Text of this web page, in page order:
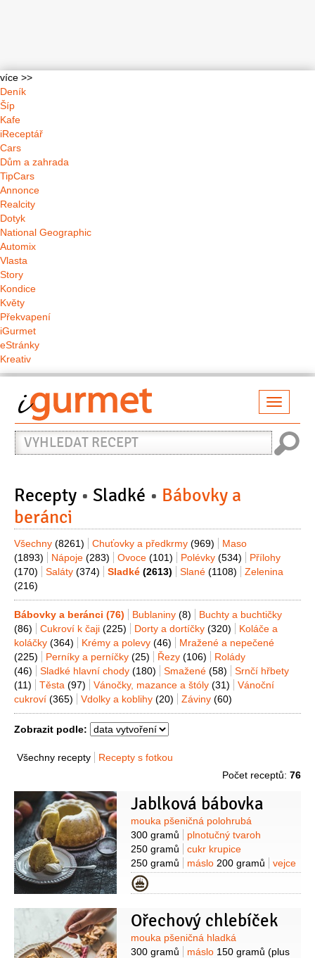
více >>
Deník
Šíp
Kafe
iReceptář
Cars
Dům a zahrada
TipCars
Annonce
Realcity
Dotyk
National Geographic
Automix
Vlasta
Story
Kondice
Květy
Překvapení
iGurmet
eStránky
Kreativ
Vyhledat
recept
Recepty Sladké
Bábovky a
beránci
Všechny (8261) Chuťovky a předkrmy (969)
Maso
(1893)
Nápoje (283) Ovoce (101) Polévky (534)
Přílohy
(170)
Saláty (374) Sladké (2613) Slané (1108)
Zelenina
(216)
Bábovky a beránci (76) Bublaniny (8)
Buchty a buchtičky
(86)
Cukroví k čaji (225) Dorty a dortíčky (320)
Koláče a
koláčky (364) Krémy a polevy (46)
Mražené a nepečené
(225)
Perníky a perníčky (25) Řezy (106)
Rolády
(46)
Sladké hlavní chody (180) Smažené (58)
Srnčí hřbety
(11)
Těsta (97) Vánočky, mazance a štóly (31)
Vánoční
cukroví (365) Vdolky a koblihy (20) Záviny (60)
Zobrazit podle:
Všechny recepty
Recepty s fotkou
Počet receptů: 76
Jablková bábovka
Suroviny
mouka pšeničná polohrubá
300 gramů
plnotučný tvaroh
250 gramů
cukr krupice
250 gramů
máslo 200 gramů
vejce
4 kusy
kyselejší)
kypřící prášek do pečiva
vanilkový1 kus
Kategorie
Ořechový chlebíček
Suroviny
mouka pšeničná hladká
300 gramů
máslo 150 gramů (plus